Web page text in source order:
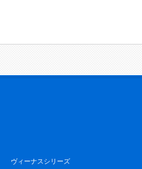
ヴィーナスシリーズ